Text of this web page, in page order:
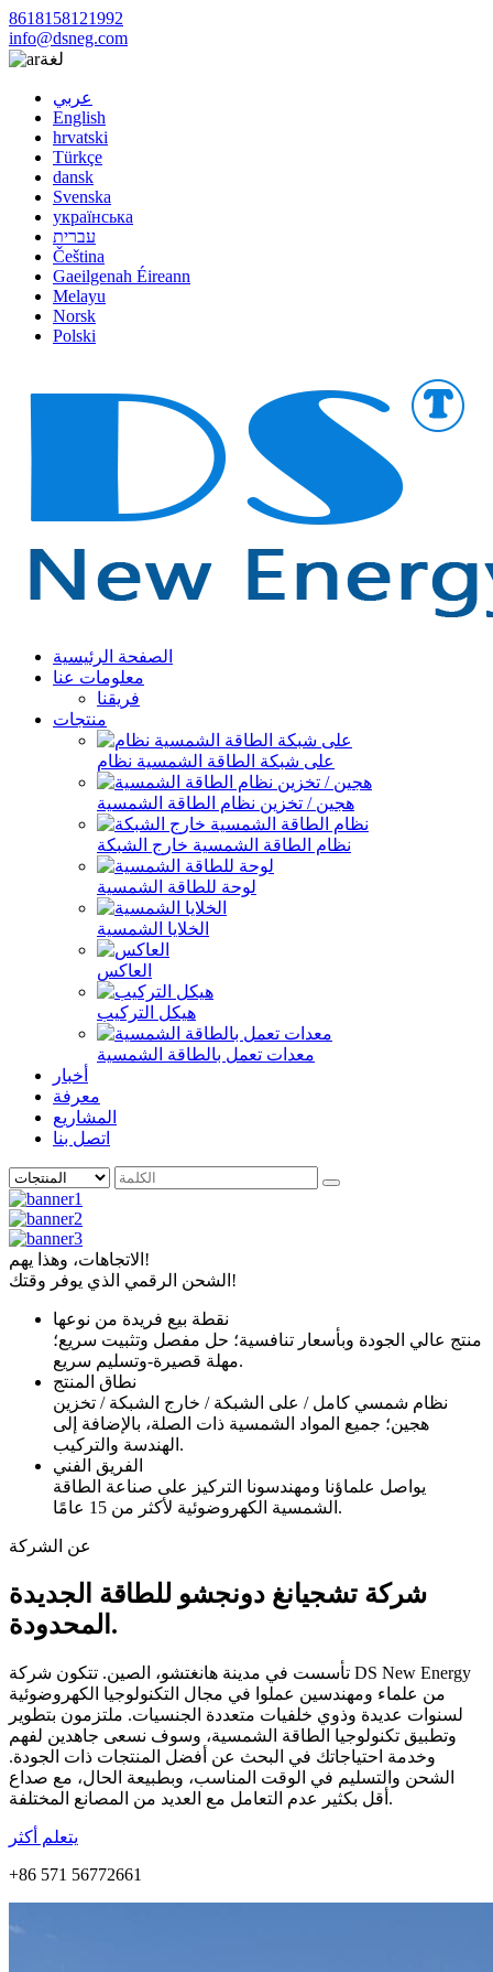
8618158121992
info@dsneg.com
لغة
عربي
English
hrvatski
Türkçe
dansk
Svenska
українська
עברית
Čeština
Gaeilgenah Éireann
Melayu
Norsk
Polski
الصفحة الرئيسية
معلومات عنا
فريقنا
منتجات
على شبكة الطاقة الشمسية نظام
هجين / تخزين نظام الطاقة الشمسية
نظام الطاقة الشمسية خارج الشبكة
لوحة للطاقة الشمسية
الخلايا الشمسية
العاكس
هيكل التركيب
معدات تعمل بالطاقة الشمسية
أخبار
معرفة
المشاريع
اتصل بنا
الاتجاهات، وهذا يهم!
الشحن الرقمي الذي يوفر وقتك!
نقطة بيع فريدة من نوعها
منتج عالي الجودة وبأسعار تنافسية؛ حل مفصل وتثبيت سريع؛
مهلة قصيرة-وتسليم سريع.
نطاق المنتج
نظام شمسي كامل / على الشبكة / خارج الشبكة / تخزين
هجين؛ جميع المواد الشمسية ذات الصلة، بالإضافة إلى
الهندسة والتركيب.
الفريق الفني
يواصل علماؤنا ومهندسونا التركيز على صناعة الطاقة
الشمسية الكهروضوئية لأكثر من 15 عامًا.
عن الشركة
شركة تشجيانغ دونجشو للطاقة الجديدة
المحدودة.
تأسست في مدينة هانغتشو، الصين. تتكون شركة DS New Energy
من علماء ومهندسين عملوا في مجال التكنولوجيا الكهروضوئية
لسنوات عديدة وذوي خلفيات متعددة الجنسيات. ملتزمون بتطوير
وتطبيق تكنولوجيا الطاقة الشمسية، وسوف نسعى جاهدين لفهم
وخدمة احتياجاتك في البحث عن أفضل المنتجات ذات الجودة.
الشحن والتسليم في الوقت المناسب، وبطبيعة الحال، مع صداع
أقل بكثير عدم التعامل مع العديد من المصانع المختلفة.
يتعلم أكثر
+86 571 56772661